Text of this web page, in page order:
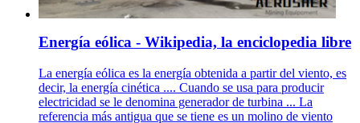
Energía eólica - Wikipedia, la enciclopedia libre
La energía eólica es la energía obtenida a partir del viento, es
decir, la energía cinética .... Cuando se usa para producir
electricidad se le denomina generador de turbina ... La
referencia más antigua que se tiene es un molino de viento